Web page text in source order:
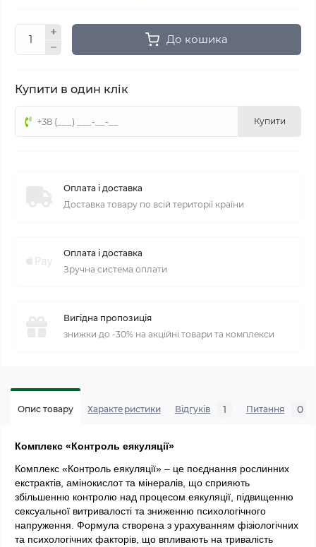
До кошика
Купити в один клік
Купити
Оплата і доставка
Доставка товару по всій території країни
Оплата і доставка
Зручна система оплати
Вигідна пропозиція
знижки до -30% на акційні товари та комплекси
Опис товару Характеристики Відгуків 1 Питання 0
Комплекс «Контроль еякуляції»
Комплекс «Контроль еякуляції» – це поєднання рослинних
екстрактів, амінокислот та мінералів, що сприяють
збільшенню контролю над процесом еякуляції, підвищенню
сексуальної витривалості та зниженню психологічного
напруження. Формула створена з урахуванням фізіологічних
та психологічних факторів, що впливають на тривалість